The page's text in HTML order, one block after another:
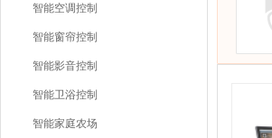
智能空调控制
智能窗帘控制
智能影音控制
智能卫浴控制
智能家庭农场